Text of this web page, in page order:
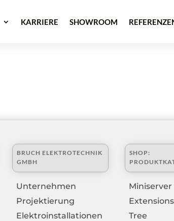
KARRIERE SHOWROOM
BRUCH ELEKTROTECHNIK
GMBH
Unternehmen
Projektierung
Elektroinstallationen
SHOP:
Miniserver
Extensions
Tree